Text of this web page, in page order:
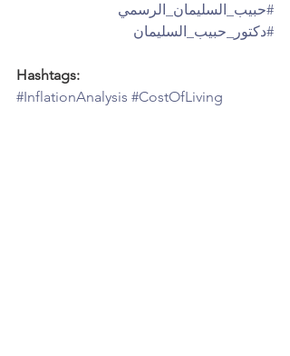
#حبيب_السليمان_الرسمي
#دكتور_حبيب_السليمان
Hashtags:
#InflationAnalysis #CostOfLiving